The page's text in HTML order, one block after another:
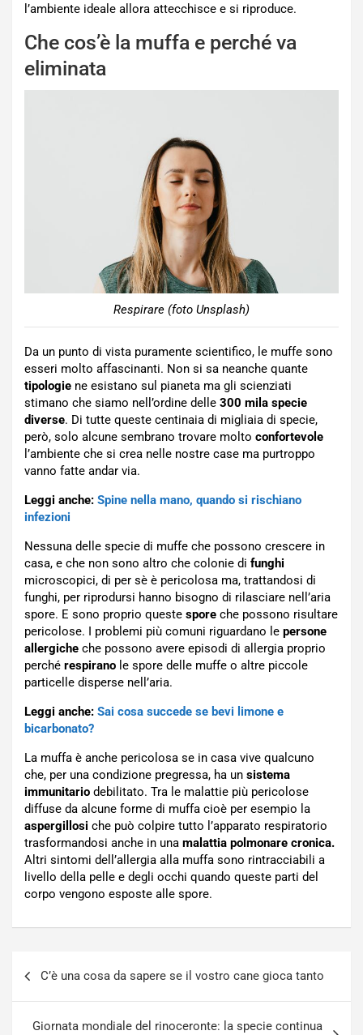
l’ambiente ideale allora attecchisce e si riproduce.
Che cos’è la muffa e perché va
eliminata
Respirare (foto Unsplash)
Da un punto di vista puramente scientifico, le muffe sono
esseri molto affascinanti. Non si sa neanche quante
tipologie ne esistano sul pianeta ma gli scienziati
stimano che siamo nell’ordine delle 300 mila specie
diverse. Di tutte queste centinaia di migliaia di specie,
però, solo alcune sembrano trovare molto confortevole
l’ambiente che si crea nelle nostre case ma purtroppo
vanno fatte andar via.
Leggi anche: Spine nella mano, quando si rischiano
infezioni
Nessuna delle specie di muffe che possono crescere in
casa, e che non sono altro che colonie di funghi
microscopici, di per sè è pericolosa ma, trattandosi di
funghi, per riprodursi hanno bisogno di rilasciare nell’aria
spore. E sono proprio queste spore che possono risultare
pericolose. I problemi più comuni riguardano le persone
allergiche che possono avere episodi di allergia proprio
perché respirano le spore delle muffe o altre piccole
particelle disperse nell’aria.
Leggi anche: Sai cosa succede se bevi limone e
bicarbonato?
La muffa è anche pericolosa se in casa vive qualcuno
che, per una condizione pregressa, ha un sistema
immunitario debilitato. Tra le malattie più pericolose
diffuse da alcune forme di muffa cioè per esempio la
aspergillosi che può colpire tutto l’apparato respiratorio
trasformandosi anche in una malattia polmonare cronica.
Altri sintomi dell’allergia alla muffa sono rintracciabili a
livello della pelle e degli occhi quando queste parti del
corpo vengono esposte alle spore.
C’è una cosa da sapere se il vostro cane gioca tanto
Giornata mondiale del rinoceronte: la specie continua